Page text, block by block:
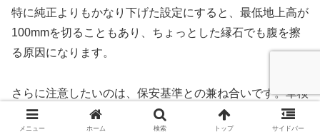
特に純正よりもかなり下げた設定にすると、最低地上高が
100mmを切ることもあり、ちょっとした縁石でも腹を擦
る原因になります。
さらに注意したいのは、保安基準との兼ね合いです。車検
においては最低地上高90mm以上が必要条件とされてお
り、それを下回ると不適合となります。もちろん、実際の
メニュー ホーム 検索 トップ サイドバー